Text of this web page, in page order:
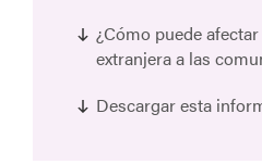
¿Cómo puede
extranjera a las
Descargar esta